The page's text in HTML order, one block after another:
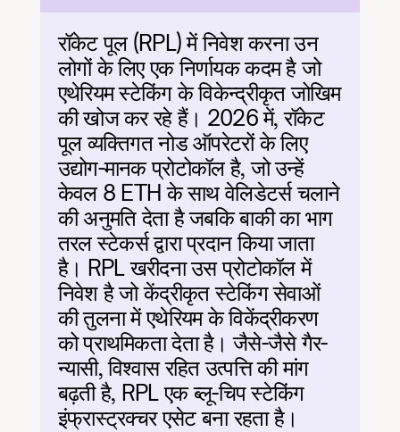
रॉकेट पूल (RPL) में निवेश करना उन
लोगों के लिए एक निर्णायक कदम है जो
एथेरियम स्टेकिंग के विकेन्द्रीकृत जोखिम
की खोज कर रहे हैं। 2026 में, रॉकेट
पूल व्यक्तिगत नोड ऑपरेटरों के लिए
उद्योग-मानक प्रोटोकॉल है, जो उन्हें
केवल 8 ETH के साथ वेलिडेटर्स चलाने
की अनुमति देता है जबकि बाकी का भाग
तरल स्टेकर्स द्वारा प्रदान किया जाता
है। RPL खरीदना उस प्रोटोकॉल में
निवेश है जो केंद्रीकृत स्टेकिंग सेवाओं
की तुलना में एथेरियम के विकेंद्रीकरण
को प्राथमिकता देता है। जैसे-जैसे गैर-
न्यासी, विश्वास रहित उत्पत्ति की मांग
बढ़ती है, RPL एक ब्लू-चिप स्टेकिंग
इंफ्रास्ट्रक्चर एसेट बना रहता है।